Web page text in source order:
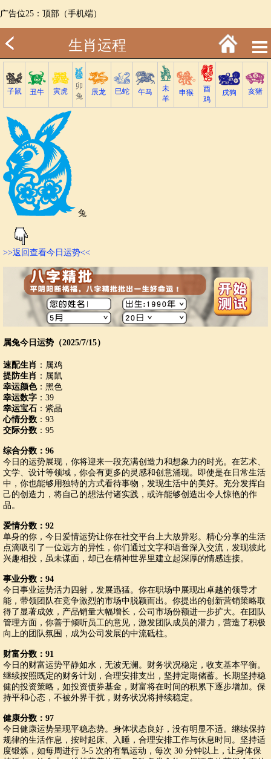
广告位25：顶部（手机端）
生肖运程
子鼠 丑牛 寅虎
卯
兔
辰龙 巳蛇 午马
未
羊
申猴
酉
鸡
戌狗 亥猪
兔
>>返回查看今日运势<<
属兔今日运势（2025/7/15）
速配生肖 ：属鸡
提防生肖 ：属鼠
幸运颜色：黑色
幸运数字 ：39
幸运宝石 ：紫晶
心情分数 ：93
交际分数 ：95
综合分数：96
今日的运势展现，你将迎来一段充满创造力和想象力的时光。在艺术、
文学、设计等领域，你会有更多的灵感和创意涌现。即使是在日常生活
中，你也能够用独特的方式看待事物，发现生活中的美好。充分发挥自
己的创造力，将自己的想法付诸实践，或许能够创造出令人惊艳的作
品。
爱情分数：92
单身的你，今日爱情运势让你在社交平台上大放异彩。精心分享的生活
点滴吸引了一位远方的异性，你们通过文字和语音深入交流，发现彼此
兴趣相投，虽未谋面，却已在精神世界里建立起深厚的情感连接。
事业分数：94
今日事业运势活力四射，发展迅猛。你在职场中展现出卓越的领导才
能，带领团队在竞争激烈的市场中脱颖而出。你提出的创新营销策略取
得了显著成效，产品销量大幅增长，公司市场份额进一步扩大。在团队
管理方面，你善于倾听员工的意见，激发团队成员的潜力，营造了积极
向上的团队氛围，成为公司发展的中流砥柱。
财富分数：91
今日的财富运势平静如水，无波无澜。财务状况稳定，收支基本平衡。
继续按照既定的财务计划，合理安排支出，坚持定期储蓄。长期坚持稳
健的投资策略，如投资债券基金，财富将在时间的积累下逐步增加。保
持平和心态，不被外界干扰，财务状况将持续稳定。
健康分数：97
今日健康运势呈现平稳态势。身体状态良好，没有明显不适。继续保持
规律的生活作息，按时起床、入睡，合理安排工作与休息时间。坚持适
度锻炼，如每周进行 3-5 次的有氧运动，每次 30 分钟以上，让身体保